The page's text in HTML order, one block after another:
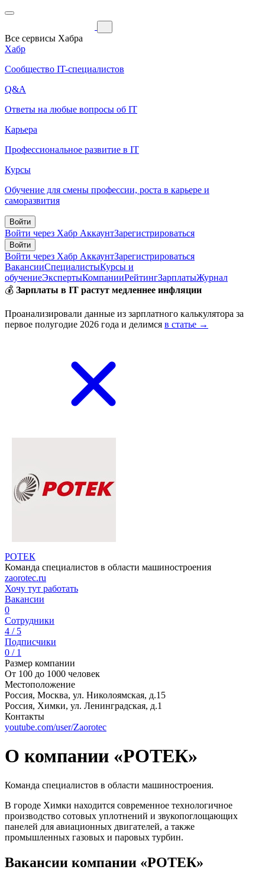
Все сервисы Хабра
Хабр
Сообщество IT-специалистов
Q&A
Ответы на любые вопросы об IT
Карьера
Профессиональное развитие в IT
Курсы
Обучение для смены профессии, роста в карьере и
саморазвития
Войти
Войти через Хабр АккаунтЗарегистрироваться
Войти
Войти через Хабр АккаунтЗарегистрироваться
ВакансииСпециалистыКурсы и
обучениеЭкспертыКомпанииРейтингЗарплатыЖурнал
💰 Зарплаты в IT растут медленнее инфляции
Проанализировали данные из зарплатного калькулятора за
первое полугодие 2026 года и делимся в статье →
РОТЕК
Команда специалистов в области машиностроения
zaorotec.ru
Хочу тут работать
Вакансии
0
Сотрудники
4 / 5
Подписчики
0 / 1
Размер компании
От 100 до 1000 человек
Местоположение
Россия, Москва, ул. Николоямская, д.15
Россия, Химки, ул. Ленинградская, д.1
Контакты
youtube.com/user/Zaorotec
О компании «РОТЕК»
Команда специалистов в области машиностроения.
В городе Химки находится современное технологичное
производство сотовых уплотнений и звукопоглощающих
панелей для авиационных двигателей, а также
промышленных газовых и паровых турбин.
Вакансии компании «РОТЕК»